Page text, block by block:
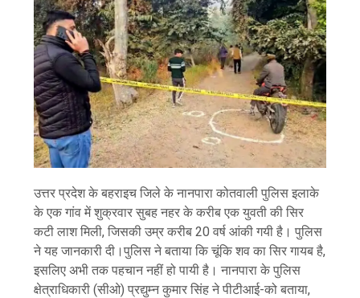
उत्तर प्रदेश के बहराइच जिले के नानपारा कोतवाली पुलिस इलाके
के एक गांव में शुक्रवार सुबह नहर के करीब एक युवती की सिर
कटी लाश मिली, जिसकी उम्र करीब 20 वर्ष आंकी गयी है। पुलिस
ने यह जानकारी दी।पुलिस ने बताया कि चूंकि शव का सिर गायब है,
इसलिए अभी तक पहचान नहीं हो पायी है। नानपारा के पुलिस
क्षेत्राधिकारी (सीओ) प्रद्युम्न कुमार सिंह ने पीटीआई-को बताया,